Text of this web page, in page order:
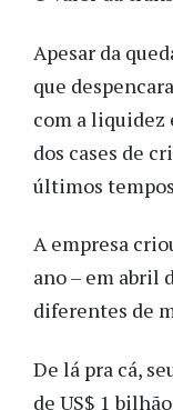
Apesar da
que
com a liquidez
dos cases de
últimos
A empresa
ano – em abril
diferentes de
De lá pra cá,
de US$ 1